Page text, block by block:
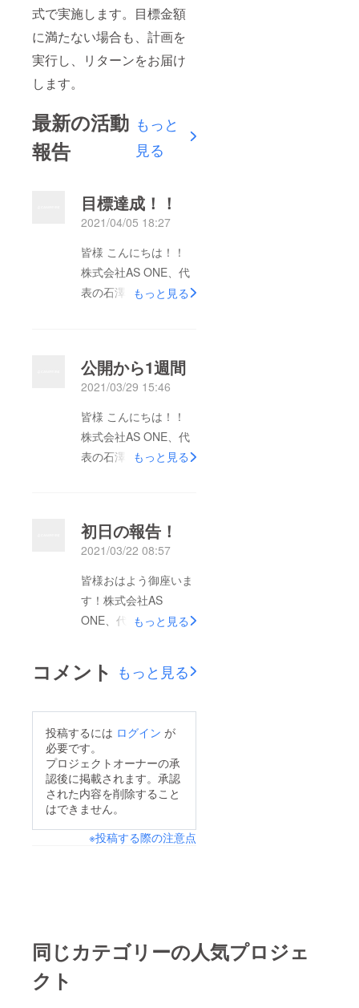
式で実施します。目標金額
に満たない場合も、計画を
実行し、リターンをお届け
します。
最新の活動
報告
もっと
見る
目標達成！！
2021/04/05 18:27
皆様 こんにちは！！
株式会社AS ONE、代
表の石澤です！ 公開
で無事に達成すること
ができました！！ 支
援者32名 支援金額
598,600円 本当にあり
がとうございます！
す！ まだ、残り3週間
残っておりますので、
多くの方々に私たちの
活動を知っていただく
ために発信し続けま
す！ 改めまして、ご
だいた方々、本当に感
を設定しました！！
88万を目標にまだまだ
発信し続けます！
もっと見る
公開から1週間
2021/03/29 15:46
皆様 こんにちは！！
株式会社AS ONE、代
表の石澤です！ 公開
だ公開したばかりでは
ございますが、多くの
方々に私たちの活動を
知っていただくために
発信し続けます！ こ
方々、本当に感謝で
にも大阪にてコミュニ
ティを立ち上げること
になりました！ 10名
でスタートです！ こ
れからは毎月大阪でも
開催することとなりま
した！！ 新しい場
もっと見る
初日の報告！
2021/03/22 08:57
皆様おはよう御座いま
す！株式会社AS
ONE、代表の石澤で
目標の、24%を達成す
ることができました！
も、より多くの方に私
たちのコミュニティを
知っていただけたら嬉
しいです！そして、ご
本当にありがとう御座
ます！
もっと見る
コメント もっと見る
投稿するには ログイン が
必要です。
プロジェクトオーナーの承
認後に掲載されます。承認
された内容を削除すること
はできません。
※投稿する際の注意点
同じカテゴリーの人気プロジェ
クト